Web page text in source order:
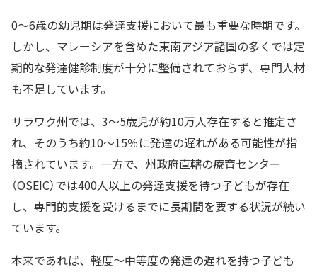
0〜6歳の幼児期は発達支援において最も重要な時期です。
しかし、マレーシアを含めた東南アジア諸国の多くでは定
期的な発達健診制度が十分に整備されておらず、専門人材
も不足しています。
サラワク州では、3〜5歳児が約10万人存在すると推定さ
れ、そのうち約10〜15％に発達の遅れがある可能性が指
摘されています。一方で、州政府直轄の療育センター
（OSEIC）では400人以上の発達支援を待つ子どもが存在
し、専門的支援を受けるまでに長期間を要する状況が続い
ています。
本来であれば、軽度〜中等度の発達の遅れを持つ子ども